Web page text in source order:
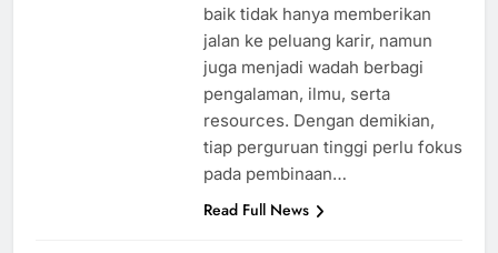
baik tidak hanya memberikan
jalan ke peluang karir, namun
juga menjadi wadah berbagi
pengalaman, ilmu, serta
resources. Dengan demikian,
tiap perguruan tinggi perlu fokus
pada pembinaan…
Read Full News